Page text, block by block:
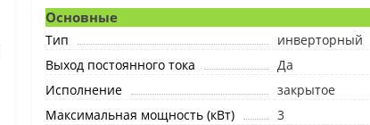
Основные
Тип
инверторный
Выход постоянного тока
Да
Исполнение
закрытое
Максимальная мощность (кВт)
3